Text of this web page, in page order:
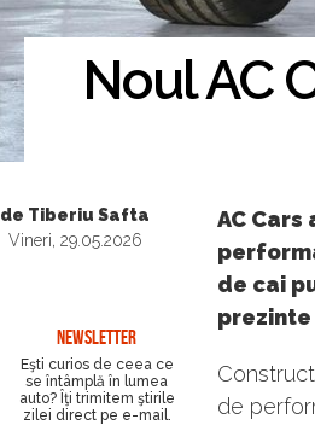
Noul AC
de Tiberiu Safta
Vineri, 29.05.2026
NEWSLETTER
Eşti curios de ceea ce
se întâmplă în lumea
auto? Îţi trimitem ştirile
zilei direct pe e-mail.
AC
de cai
de